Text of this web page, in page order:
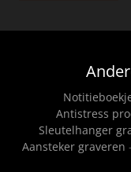
Antistress
Sleutelhanger
Aansteker graveren -